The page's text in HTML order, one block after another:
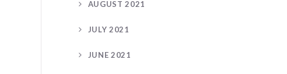
AUGUST 2021
JULY 2021
JUNE 2021